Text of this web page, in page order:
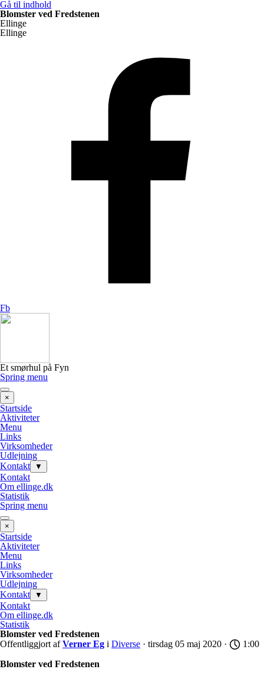
Gå til indhold
Blomster ved Fredstenen
Ellinge
Ellinge
Fb
Et smørhul på Fyn
Spring menu
×
Startside
Aktiviteter
Menu
Links
Virksomheder
Udlejning
Kontakt
▼
Kontakt
Om ellinge.dk
Statistik
Spring menu
×
Startside
Aktiviteter
Menu
Links
Virksomheder
Udlejning
Kontakt
▼
Kontakt
Om ellinge.dk
Statistik
Blomster ved Fredstenen
Offentliggjort afVerner Eg i Diverse · tirsdag 05 maj 2020 · 1:00
Blomster ved Fredstenen